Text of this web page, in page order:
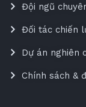
Đội ngũ
Đối tác chiến
Dự án nghiên
Chính sách &